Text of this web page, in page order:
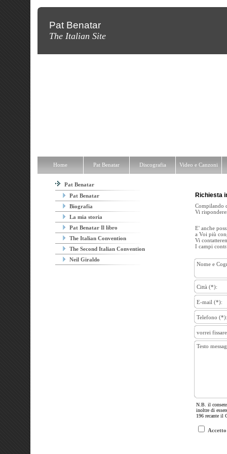
Pat Benatar
The Italian Site
Pat Benatar
Pat Benatar
Biografia
La mia storia
Pat Benatar Il libro
The Italian Convention
The Second Italian Convention
Neil Giraldo
Richiesta
Compilando
Vi
E' anche
a Voi più
Vi
I campi
Nome e
Città (*):
E-mail (*):
Telefono
vorrei
Testo
N.B. il
inoltre di
196 recante il
Accetto
Home Pat Benatar Discografia Video e Canzoni